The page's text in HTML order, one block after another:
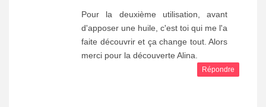
Pour la deuxième utilisation, avant
d'apposer une huile, c'est toi qui me l'a
faite découvrir et ça change tout. Alors
merci pour la découverte Alina.
Répondre